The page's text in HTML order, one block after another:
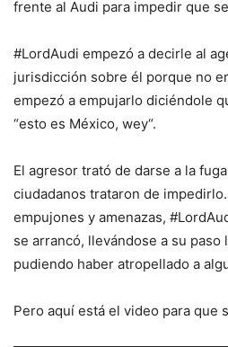
frente al Audi para impedir que
#LordAudi empezó a decirle al
jurisdicción sobre él porque no
empezó a empujarlo diciéndole
“esto es México, wey“.
El agresor trató de darse a la
ciudadanos trataron de
empujones y amenazas,
se arrancó, llevándose a su paso
pudiendo haber atropellado a
Pero aquí está el video para que